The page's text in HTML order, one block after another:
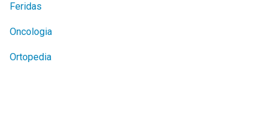
Feridas
Oncologia
Ortopedia